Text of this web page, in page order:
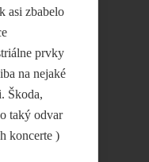
asi zbabelo
prvky
na nejaké
Škoda,
taký odvar
koncerte )